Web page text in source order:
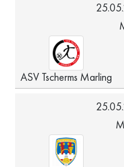
ASV Tscherms Marling